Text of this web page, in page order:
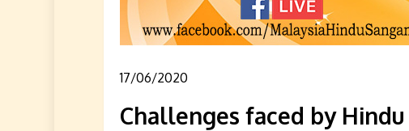
17/06/2020
Challenges faced by